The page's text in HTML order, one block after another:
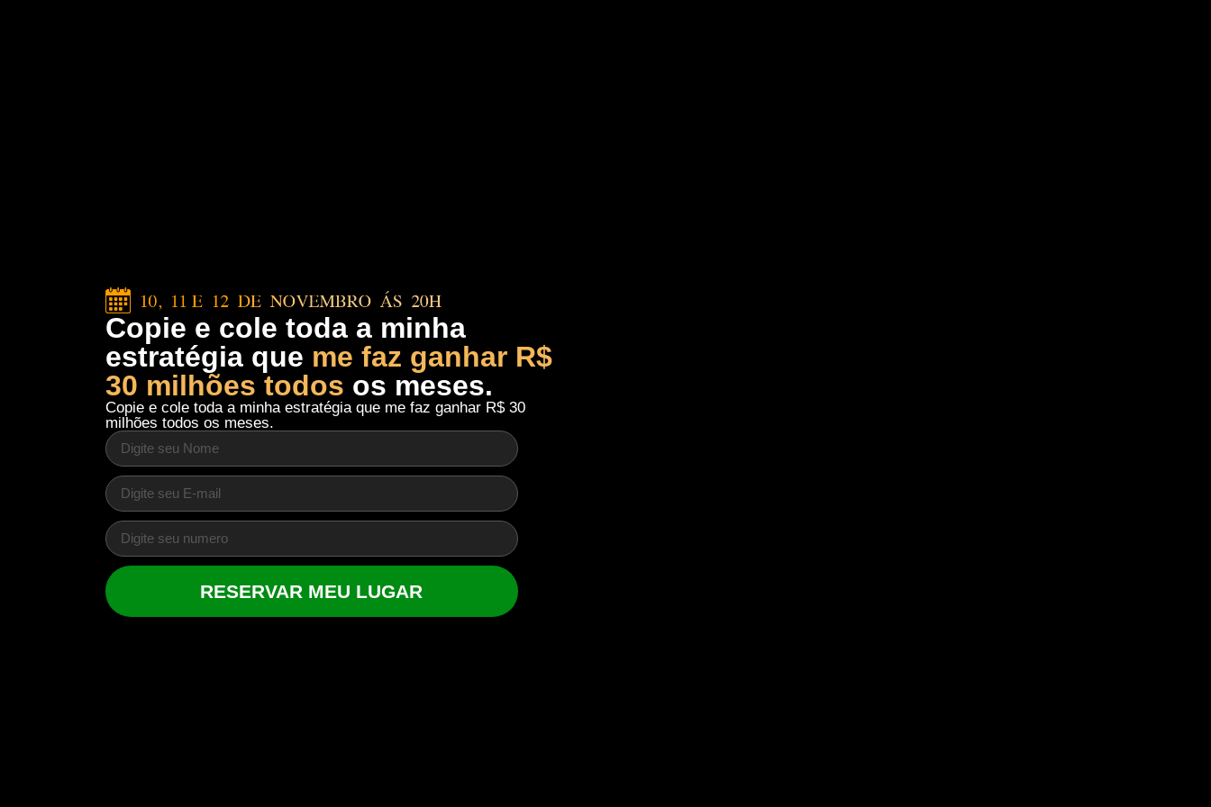
Copie e cole toda a minha
estratégia que me faz ganhar R$
30 milhões todos os meses.
Copie e cole toda a minha estratégia que me faz ganhar R$ 30
milhões todos os meses.
RESERVAR MEU LUGAR